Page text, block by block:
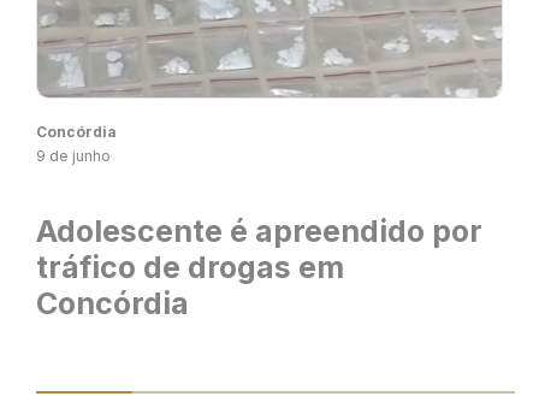
Concórdia
9 de junho
Adolescente é apreendido por
tráfico de drogas em
Concórdia